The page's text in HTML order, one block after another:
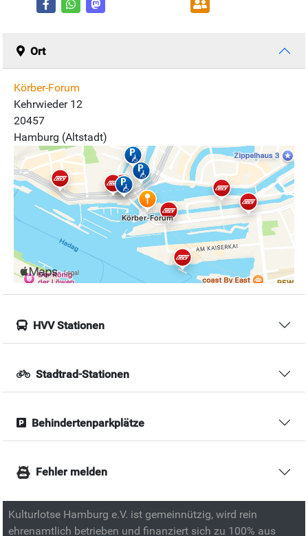
Ort
Körber-Forum
Kehrwieder 12
20457
Hamburg (Altstadt)
HVV Stationen
Stadtrad-Stationen
Behindertenparkplätze
Fehler melden
Kulturlotse Hamburg e.V. ist gemeinnützig, wird rein
ehrenamtlich betrieben und finanziert sich zu 100% aus